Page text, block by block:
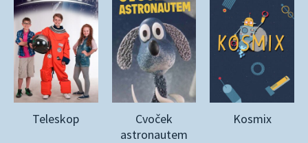
Teleskop
Cvoček
astronautem
Kosmix